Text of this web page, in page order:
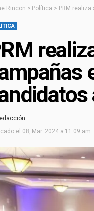
Rincon > Política > PRM
el 08, Mar. 2024 a 11:09 am